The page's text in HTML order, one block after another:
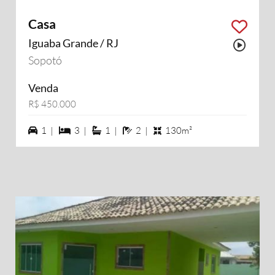
Casa
Iguaba Grande / RJ
Sopotó
Venda
R$ 450.000
1 vagas na garagem
1 | 3 dormiórios
3 | 1 suítes
1 | 2 banheiros
2 | 130m²